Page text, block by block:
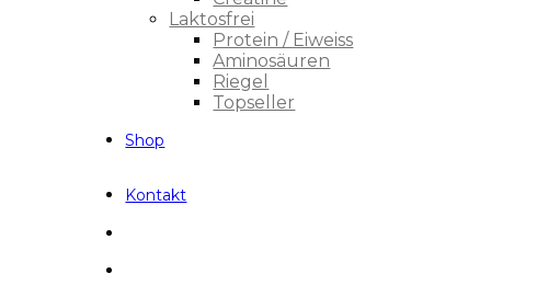
Laktosfrei
Protein / Eiweiss
Aminosäuren
Riegel
Topseller
Shop
Kontakt